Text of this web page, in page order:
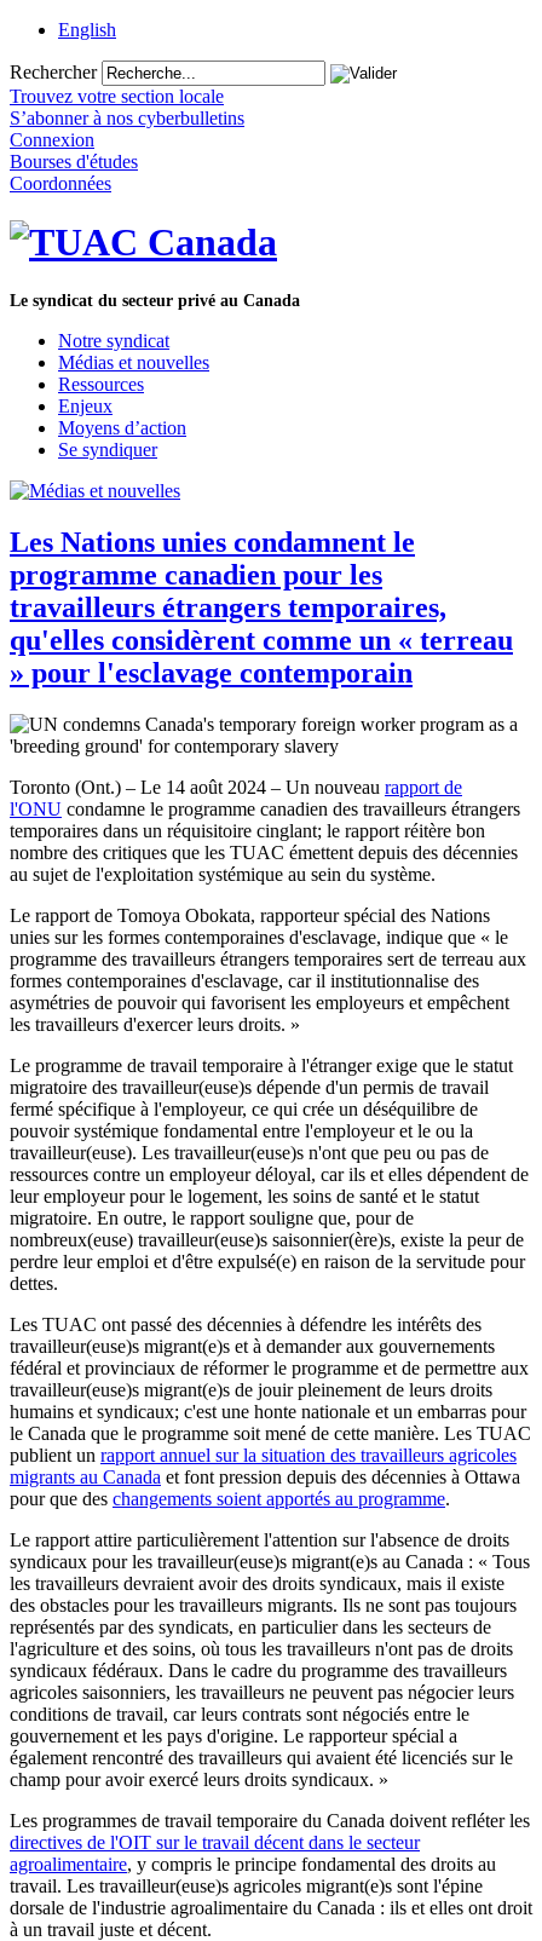
English
Rechercher
Trouvez votre section locale
S’abonner à nos cyberbulletins
Connexion
Bourses d'études
Coordonnées
Le syndicat du secteur privé au Canada
Notre syndicat
Médias et nouvelles
Ressources
Enjeux
Moyens d’action
Se syndiquer
Les Nations unies condamnent le
programme canadien pour les
travailleurs étrangers temporaires,
qu'elles considèrent comme un « terreau
» pour l'esclavage contemporain
Toronto (Ont.) – Le 14 août 2024 – Un nouveau rapport de
l'ONU condamne le programme canadien des travailleurs étrangers
temporaires dans un réquisitoire cinglant; le rapport réitère bon
nombre des critiques que les TUAC émettent depuis des décennies
au sujet de l'exploitation systémique au sein du système.
Le rapport de Tomoya Obokata, rapporteur spécial des Nations
unies sur les formes contemporaines d'esclavage, indique que « le
programme des travailleurs étrangers temporaires sert de terreau aux
formes contemporaines d'esclavage, car il institutionnalise des
asymétries de pouvoir qui favorisent les employeurs et empêchent
les travailleurs d'exercer leurs droits. »
Le programme de travail temporaire à l'étranger exige que le statut
migratoire des travailleur(euse)s dépende d'un permis de travail
fermé spécifique à l'employeur, ce qui crée un déséquilibre de
pouvoir systémique fondamental entre l'employeur et le ou la
travailleur(euse). Les travailleur(euse)s n'ont que peu ou pas de
ressources contre un employeur déloyal, car ils et elles dépendent de
leur employeur pour le logement, les soins de santé et le statut
migratoire. En outre, le rapport souligne que, pour de
nombreux(euse) travailleur(euse)s saisonnier(ère)s, existe la peur de
perdre leur emploi et d'être expulsé(e) en raison de la servitude pour
dettes.
Les TUAC ont passé des décennies à défendre les intérêts des
travailleur(euse)s migrant(e)s et à demander aux gouvernements
fédéral et provinciaux de réformer le programme et de permettre aux
travailleur(euse)s migrant(e)s de jouir pleinement de leurs droits
humains et syndicaux; c'est une honte nationale et un embarras pour
le Canada que le programme soit mené de cette manière. Les TUAC
publient un rapport annuel sur la situation des travailleurs agricoles
migrants au Canada et font pression depuis des décennies à Ottawa
pour que des changements soient apportés au programme.
Le rapport attire particulièrement l'attention sur l'absence de droits
syndicaux pour les travailleur(euse)s migrant(e)s au Canada : « Tous
les travailleurs devraient avoir des droits syndicaux, mais il existe
des obstacles pour les travailleurs migrants. Ils ne sont pas toujours
représentés par des syndicats, en particulier dans les secteurs de
l'agriculture et des soins, où tous les travailleurs n'ont pas de droits
syndicaux fédéraux. Dans le cadre du programme des travailleurs
agricoles saisonniers, les travailleurs ne peuvent pas négocier leurs
conditions de travail, car leurs contrats sont négociés entre le
gouvernement et les pays d'origine. Le rapporteur spécial a
également rencontré des travailleurs qui avaient été licenciés sur le
champ pour avoir exercé leurs droits syndicaux. »
Les programmes de travail temporaire du Canada doivent refléter les
directives de l'OIT sur le travail décent dans le secteur
agroalimentaire, y compris le principe fondamental des droits au
travail. Les travailleur(euse)s agricoles migrant(e)s sont l'épine
dorsale de l'industrie agroalimentaire du Canada : ils et elles ont droit
à un travail juste et décent.